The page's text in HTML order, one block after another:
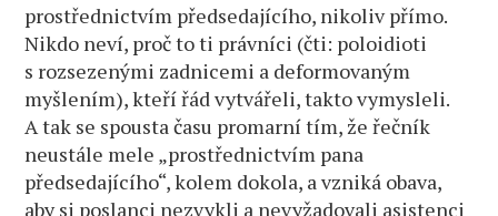
prostřednictvím předsedajícího, nikoliv přímo.
Nikdo neví, proč to ti právníci (čti: poloidioti
s rozsezenými zadnicemi a deformovaným
myšlením), kteří řád vytvářeli, takto vymysleli.
A tak se spousta času promarní tím, že řečník
neustále mele „prostřednictvím pana
předsedajícího“, kolem dokola, a vzniká obava,
aby si poslanci nezvykli a nevyžadovali asistenci